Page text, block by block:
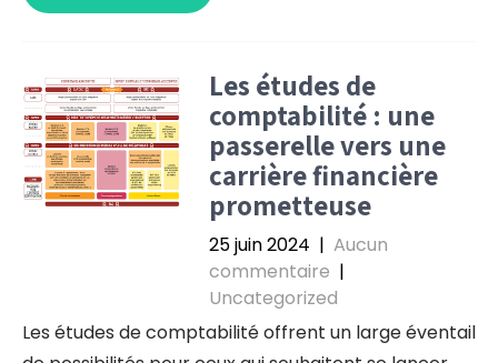
Les études de
comptabilité : une
passerelle vers une
carrière financière
prometteuse
25 juin 2024 | Aucun
commentaire |
Uncategorized
Les études de comptabilité offrent un large éventail